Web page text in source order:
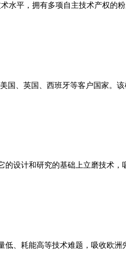
水平，拥有多项自主技术产权
国、英国、西班牙等客户国家。
设计和研究的基础上立磨技术
、耗能高等技术难题，吸收欧